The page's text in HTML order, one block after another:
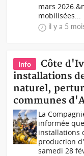
mars
mobilisées...
il y a 5
Info
Côte
installations
naturel,
communes
La
informée
installations
production
samedi 28